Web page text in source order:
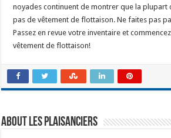
noyades continuent de montrer que la plupart
pas de vêtement de flottaison. Ne faites pas
Passez en revue votre inventaire et
vêtement de flottaison!
About Les Plaisanciers